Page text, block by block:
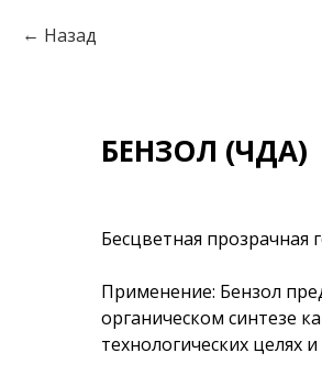
Назад
БЕНЗОЛ (ЧДА)
Бесцветная прозрачная
Применение: Бензол
органическом синтезе
технологических целях